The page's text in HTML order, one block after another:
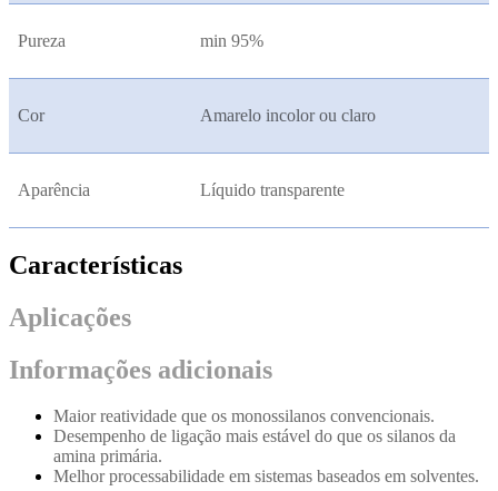
Pureza min 95%
Cor Amarelo incolor ou claro
Aparência Líquido transparente
Características
Aplicações
Informações adicionais
Maior reatividade que os monossilanos convencionais.
Desempenho de ligação mais estável do que os silanos da
amina primária.
Melhor processabilidade em sistemas baseados em solventes.